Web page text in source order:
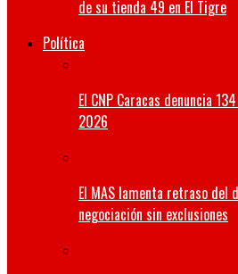
de su tienda 49 en El Tigre
Política
El CNP Caracas denuncia
2026
El MAS lamenta retraso del
negociación sin exclusiones